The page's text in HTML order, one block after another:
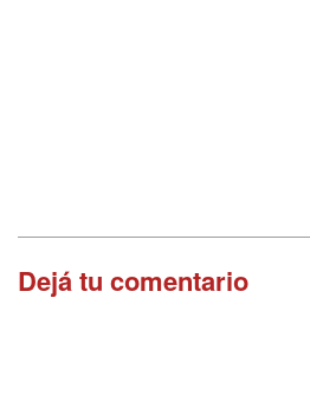
Dejá tu comentario